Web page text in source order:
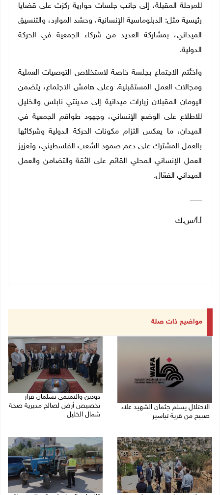
للمرحلة المقبلة، إلى جانب جلسات حوارية ركزت على قضايا
رئيسية مثل: الدبلوماسية الإنسانية، وحشد الموارد، والتنسيق
الميداني، بمشاركة العديد من شركاء الجمعية في الحركة
الدولية.
واختُتم الاجتماع بجلسة خاصة لاستخلاص التوصيات العملية
ومجالات العمل المستقبلية. وعلى هامش الاجتماع، يتضمن
اليومان المقبلان زيارات ميدانية إلى مدينتي نابلس والخليل
للاطلاع على الوضع الإنساني، وجهود طواقم الجمعية في
الميدان، ما يعكس التزام مكونات الحركة الدولية وشركائها
بالعمل المشترك على دعم صمود الشعب الفلسطيني، وتعزيز
العمل الإنساني المحلي القائم على الثقة والتضامن والعمل
الميداني الفعّال.
ــــــــــــ
أ.أ/س.ك
مواضيع ذات صلة
الاحتلال يسلم جثمان الشهيد علاء
صبيح من قرية تياسير
دودين والتميمي يسلمان قرار
تخصيص أرض لصالح مديرية صحة
شمال الخليل